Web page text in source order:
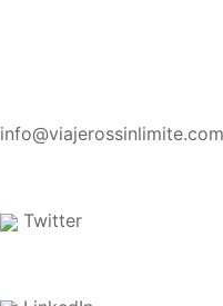
info@viajerossinlimite.com
Twitter